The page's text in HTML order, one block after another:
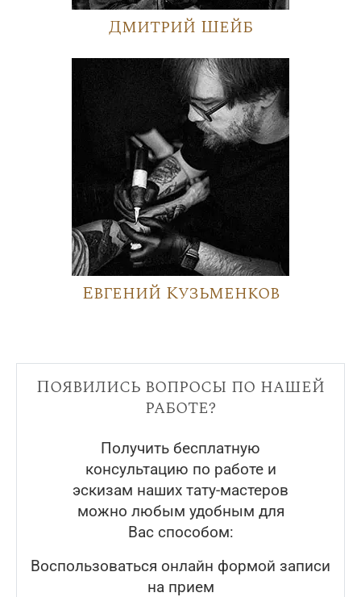
Дмитрий Шейб
Евгений Кузьменков
Появились вопросы по нашей
работе?
Получить бесплатную
консультацию по работе и
эскизам наших тату-мастеров
можно любым удобным для
Вас способом:
Воспользоваться онлайн формой записи
на прием